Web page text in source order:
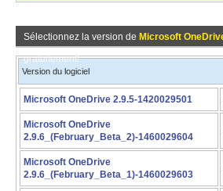
Sélectionnez la version de Microsoft
gratuitement!
Version du logiciel
Microsoft OneDrive 2.9.5-1420029501
Microsoft OneDrive
2.9.6_(February_Beta_2)-1460029604
Microsoft OneDrive
2.9.6_(February_Beta_1)-1460029603